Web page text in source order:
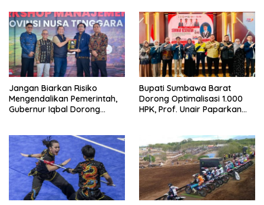
Jangan Biarkan Risiko
Mengendalikan Pemerintah,
Gubernur Iqbal Dorong
Bupati Sumbawa Barat
Dorong Optimalisasi 1.000
HPK, Prof. Unair Paparkan